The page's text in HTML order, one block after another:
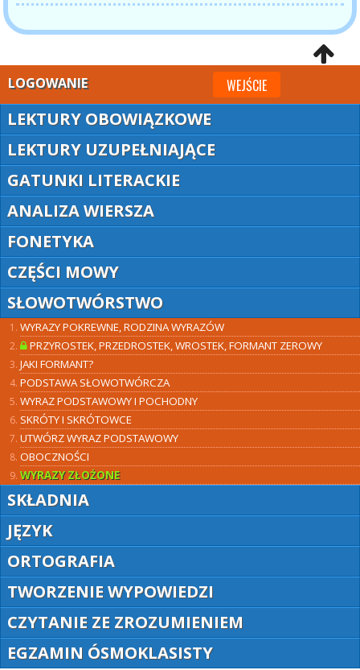
LOGOWANIE WEJŚCIE
LEKTURY OBOWIĄZKOWE
LEKTURY UZUPEŁNIAJĄCE
GATUNKI LITERACKIE
ANALIZA WIERSZA
FONETYKA
CZĘŚCI MOWY
SŁOWOTWÓRSTWO
WYRAZY POKREWNE, RODZINA WYRAZÓW
PRZYROSTEK, PRZEDROSTEK, WROSTEK, FORMANT ZEROWY
JAKI FORMANT?
PODSTAWA SŁOWOTWÓRCZA
WYRAZ PODSTAWOWY I POCHODNY
SKRÓTY I SKRÓTOWCE
UTWÓRZ WYRAZ PODSTAWOWY
OBOCZNOŚCI
WYRAZY ZŁOŻONE
SKŁADNIA
JĘZYK
ORTOGRAFIA
TWORZENIE WYPOWIEDZI
CZYTANIE ZE ZROZUMIENIEM
EGZAMIN ÓSMOKLASISTY